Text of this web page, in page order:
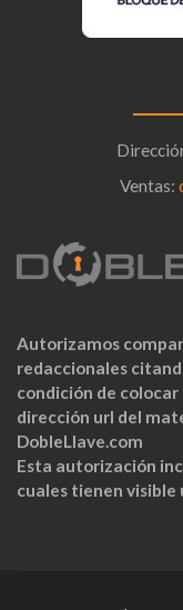
Ventas:
Autorizamos
redaccionales
condición de
dirección url del
DobleLlave.com
Esta autorización
cuales tienen visible